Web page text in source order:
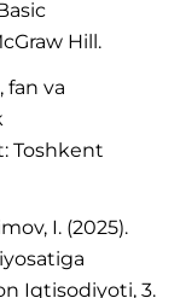
Hill.
fan va
Toshkent
I. (2025).
Iqtisodiyoti, 3.